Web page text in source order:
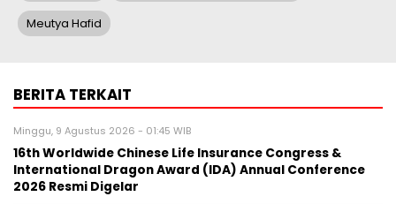
Meutya Hafid
BERITA TERKAIT
Minggu, 9 Agustus 2026 - 01:45 WIB
16th Worldwide Chinese Life Insurance Congress &
International Dragon Award (IDA) Annual Conference
2026 Resmi Digelar